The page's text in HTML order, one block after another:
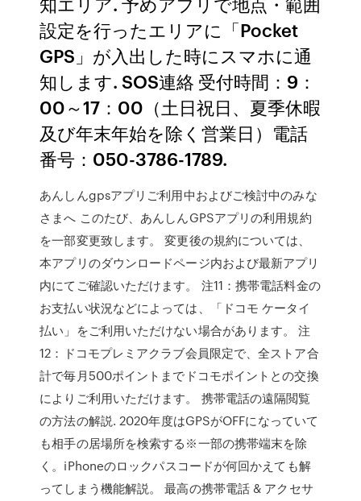
設定を行ったエリアに「Pocket
GPS」が入出した時にスマホに通
知します. SOS連絡 受付時間：9：
00～17：00（土日祝日、夏季休暇
及び年末年始を除く営業日）電話
番号：050-3786-1789.
あんしんgpsアプリご利用中およびご検討中のみな
さまへ このたび、あんしんGPSアプリの利用規約
を一部変更致します。 変更後の規約については、
本アプリのダウンロードページ内および最新アプリ
内にてご確認いただけます。 注11：携帯電話料金の
お支払い状況などによっては、「ドコモ ケータイ
払い」をご利用いただけない場合があります。 注
12：ドコモプレミアクラブ会員限定で、全ストア合
計で毎月500ポイントまでドコモポイントとの交換
によりご利用いただけます。 携帯電話の遠隔閲覧
の方法の解説. 2020年度はGPSがOFFになっていて
も相手の居場所を検索する※一部の携帯端末を除
く。iPhoneのロックパスコードが何回かえても解
ってしまう機能解説。 最高の携帯電話 & アクセサ